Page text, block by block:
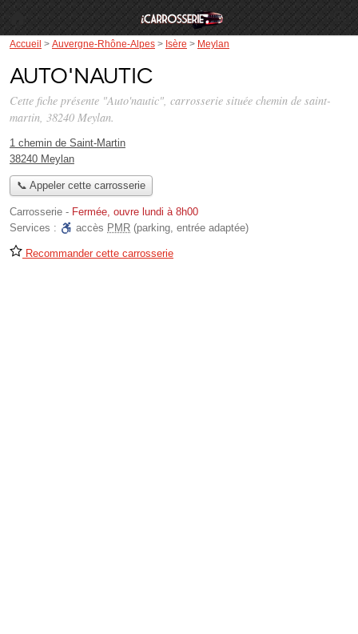
Accueil > Auvergne-Rhône-Alpes > Isère > Meylan
Auto'nautic
Cette fiche présente "Auto'nautic", carrosserie située chemin de saint-
martin, 38240 Meylan.
1 chemin de Saint-Martin
38240 Meylan
📞 Appeler cette carrosserie
Carrosserie - Fermée, ouvre lundi à 8h00
Services :
accès PMR (parking, entrée adaptée)
Recommander cette carrosserie